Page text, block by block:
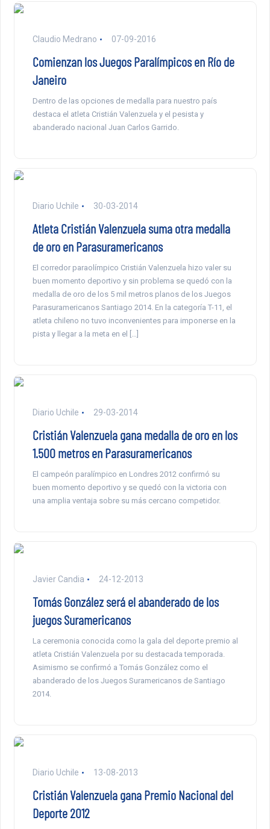
Claudio Medrano 07-09-2016
Comienzan los Juegos Paralímpicos en Río de
Janeiro
Dentro de las opciones de medalla para nuestro país
destaca el atleta Cristián Valenzuela y el pesista y
abanderado nacional Juan Carlos Garrido.
Diario Uchile 30-03-2014
Atleta Cristián Valenzuela suma otra medalla
de oro en Parasuramericanos
El corredor paraolímpico Cristián Valenzuela hizo valer su
buen momento deportivo y sin problema se quedó con la
medalla de oro de los 5 mil metros planos de los Juegos
Parasuramericanos Santiago 2014. En la categoría T-11, el
atleta chileno no tuvo inconvenientes para imponerse en la
pista y llegar a la meta en el […]
Diario Uchile 29-03-2014
Cristián Valenzuela gana medalla de oro en los
1.500 metros en Parasuramericanos
El campeón paralímpico en Londres 2012 confirmó su
buen momento deportivo y se quedó con la victoria con
una amplia ventaja sobre su más cercano competidor.
Javier Candia 24-12-2013
Tomás González será el abanderado de los
juegos Suramericanos
La ceremonia conocida como la gala del deporte premio al
atleta Cristián Valenzuela por su destacada temporada.
Asimismo se confirmó a Tomás González como el
abanderado de los Juegos Suramericanos de Santiago
2014.
Diario Uchile 13-08-2013
Cristián Valenzuela gana Premio Nacional del
Deporte 2012